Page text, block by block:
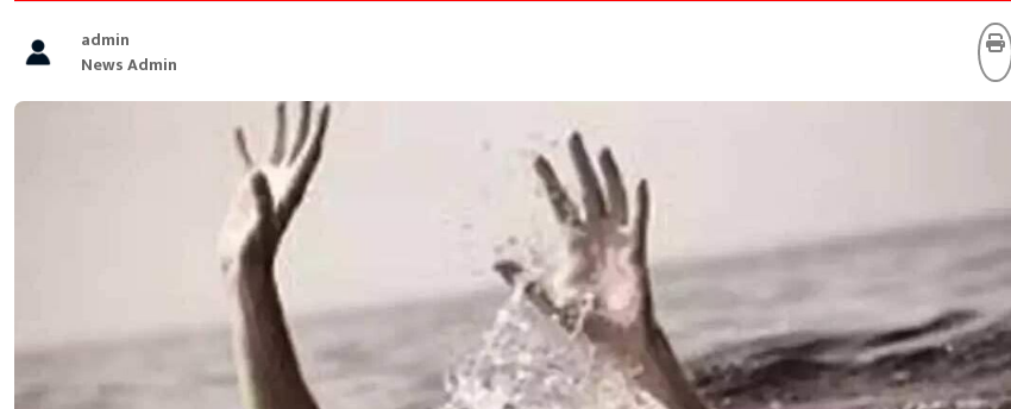
admin
News Admin